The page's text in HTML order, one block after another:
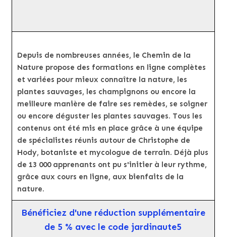
Depuis de nombreuses années, le Chemin de la
Nature propose des formations en ligne complètes
et variées pour mieux connaître la nature, les
plantes sauvages, les champignons ou encore la
meilleure manière de faire ses remèdes, se soigner
ou encore déguster les plantes sauvages. Tous les
contenus ont été mis en place grâce à une équipe
de spécialistes réunis autour de Christophe de
Hody, botaniste et mycologue de terrain. Déjà plus
de 13 000 apprenants ont pu s'initier à leur rythme,
grâce aux cours en ligne, aux bienfaits de la
nature.
Bénéficiez d'une réduction supplémentaire
de 5 % avec le code jardinaute5